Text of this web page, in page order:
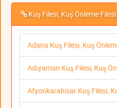
Kuş Filesi, Kuş Önleme
Adana Kuş Filesi, Kuş
Adıyaman Kuş Filesi, Kuş
Afyonkarahisar Kuş Filesi,